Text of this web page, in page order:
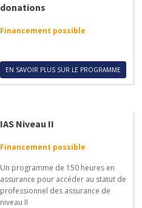
donations
Financement possible
EN SAVOIR PLUS SUR LE PROGRAMME
IAS Niveau II
Financement possible
Un programme de 150 heures en
assurance pour accéder au statut de
professionnel des assurance de
niveau II